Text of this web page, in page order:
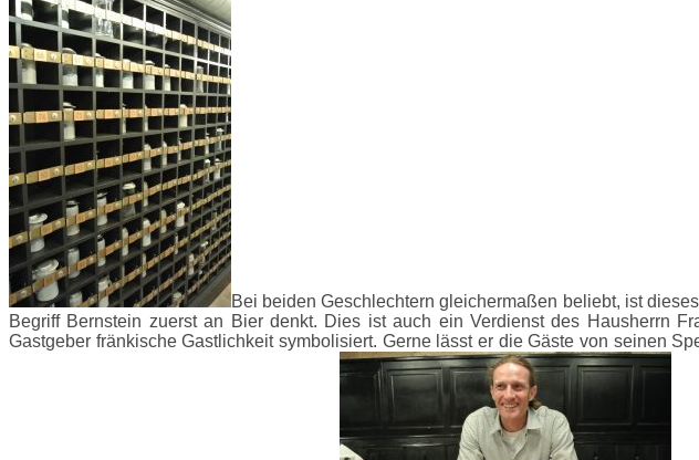
Bei beiden Geschlechtern gleichermaßen beliebt, ist
Begriff Bernstein zuerst an Bier denkt. Dies ist auch ein Verdienst des Hausherrn
Gastgeber fränkische Gastlichkeit symbolisiert. Gerne lässt er die Gäste von seinen